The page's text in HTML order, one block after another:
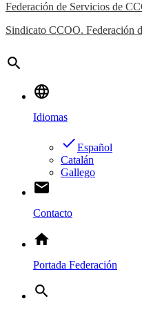
Federación de Servicios de
Sindicato CCOO. Federación
search
language
Idiomas
doneEspañol
Catalán
Gallego
email
Contacto
home
Portada Federación
search